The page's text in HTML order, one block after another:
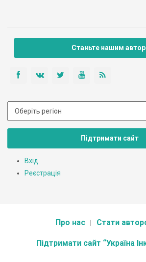
Станьте нашим
Підтримати сайт
Вхід
Реєстрація
Про нас Стати
Підтримати сайт “Україна